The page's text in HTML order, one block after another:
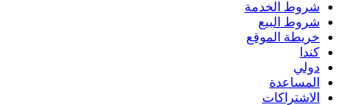
شروط الخدمة
شروط البيع
خريطة الموقع
كندا
دولي
المساعدة
الاشتراكات